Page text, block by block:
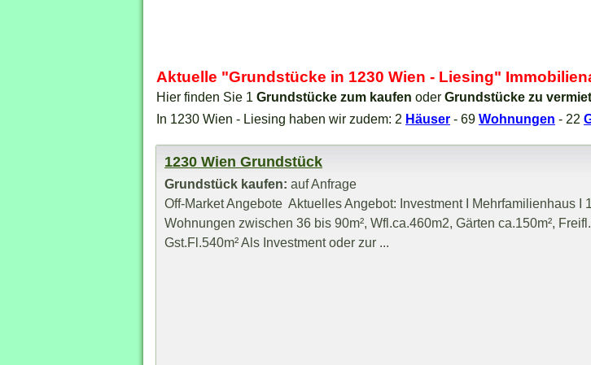
Aktuelle "Grundstücke in 1230 Wien - Liesing"
Hier finden Sie 1 Grundstücke zum kaufen oder Grundstücke zu
In 1230 Wien - Liesing haben wir zudem: 2 Häuser - 69 Wohnungen - 22
1230 Wien Grundstück
Grundstück kaufen: auf Anfrage
Off-Market Angebote Aktuelles Angebot: Investment I Mehrfamilienhaus I
Wohnungen zwischen 36 bis 90m², Wfl.ca.460m2, Gärten ca.150m²,
Gst.Fl.540m² Als Investment oder zur ...